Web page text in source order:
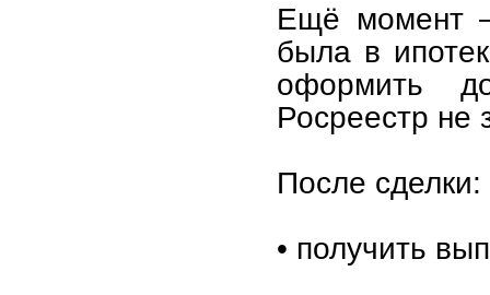
Ещё момент
была в
оформить
Росреестр не
После сделки:
• получить